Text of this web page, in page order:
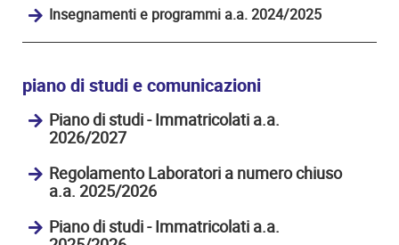
Insegnamenti e programmi a.a. 2024/2025
piano di studi e comunicazioni
Piano di studi - Immatricolati a.a.
2026/2027
Regolamento Laboratori a numero chiuso
a.a. 2025/2026
Piano di studi - Immatricolati a.a.